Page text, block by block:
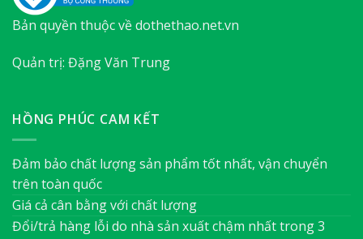
Bản quyền thuộc về dothethao.net.vn
Quản trị: Đặng Văn Trung
HỒNG PHÚC CAM KẾT
Đảm bảo chất lượng sản phẩm tốt nhất, vận chuyển
trên toàn quốc
Giá cả cân bằng với chất lượng
Đổi/trả hàng lỗi do nhà sản xuất chậm nhất trong 3